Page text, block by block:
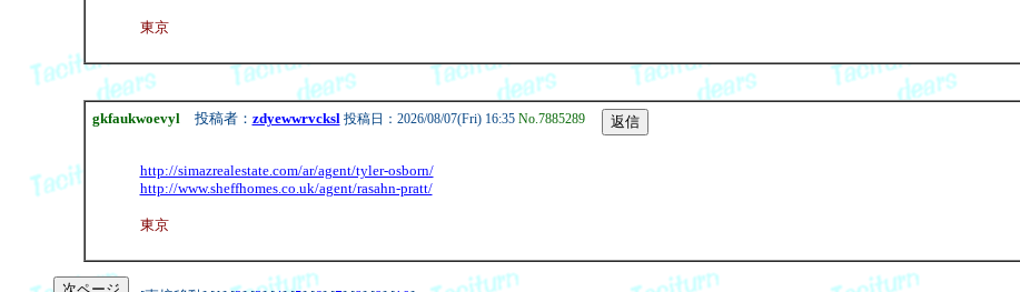
東京
gkfaukwoevyl 投稿者： zdyewwrvcksl 投稿日：2026/08/07(Fri) 16:35 No.7885289
http://simazrealestate.com/ar/agent/tyler-osborn/
http://www.sheffhomes.co.uk/agent/rasahn-pratt/
東京